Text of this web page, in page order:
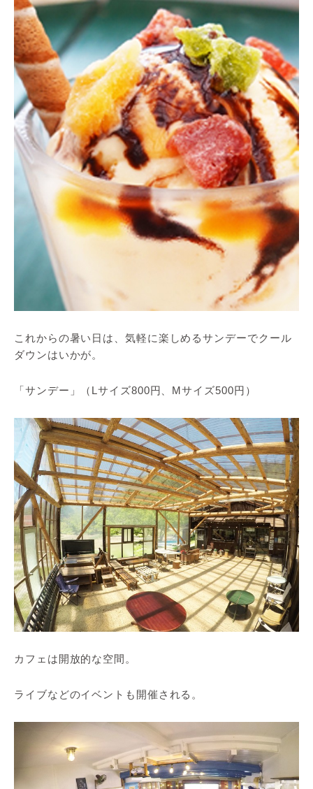
これからの暑い日は、気軽に楽しめるサンデーでクール
ダウンはいかが。
「サンデー」（Lサイズ800円、Mサイズ500円）
カフェは開放的な空間。
ライブなどのイベントも開催される。